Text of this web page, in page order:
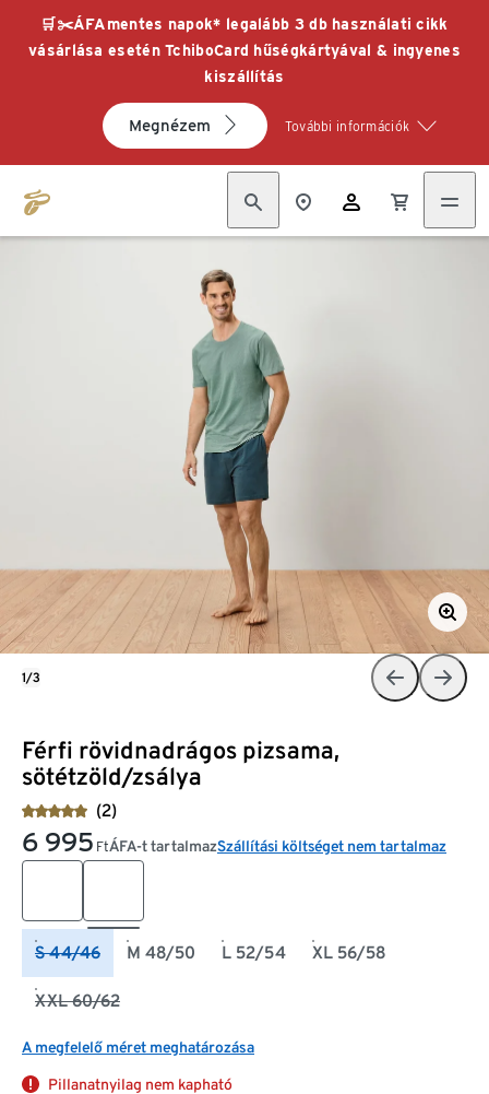
🛒✂️ÁFAmentes napok* legalább 3 db használati cikk
vásárlása esetén TchiboCard hűségkártyával & ingyenes
kiszállítás
Megnézem További információk
Férfi rövidnadrágos pizsama,
sötétzöld/zsálya
(2)
6 995 FtÁFA-t tartalmazSzállítási költséget nem tartalmaz
S 44/46 M 48/50 L 52/54 XL 56/58
XXL 60/62
A megfelelő méret meghatározása
Pillanatnyilag nem kapható
1/3